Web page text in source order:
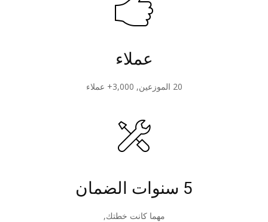
عملاء
20 الموزعين, 3,000+ عملاء
5 سنوات الضمان
مهما كانت خطتك,